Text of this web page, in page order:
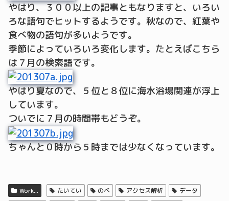
やはり、３００以上の記事ともなりますと、いろい
ろな語句でヒットするようです。秋なので、紅葉や
食べ物の語句が多いようです。
季節によっていろいろ変化します。たとえばこちら
は７月の検索語です。
やはり夏なので、５位と８位に海水浴場関連が浮上
しています。
ついでに７月の時間帯もどうぞ。
ちゃんと０時から５時までは少なくなっています。
Work... たいてい のべ アクセス解析
データ